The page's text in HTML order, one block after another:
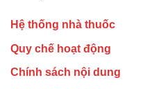
Hệ thống nhà thuốc
Quy chế hoạt động
Chính sách nội dung